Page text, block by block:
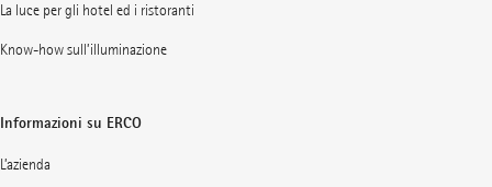
La luce per gli hotel ed i ristoranti
Know-how sull’illuminazione
Informazioni su ERCO
L’azienda